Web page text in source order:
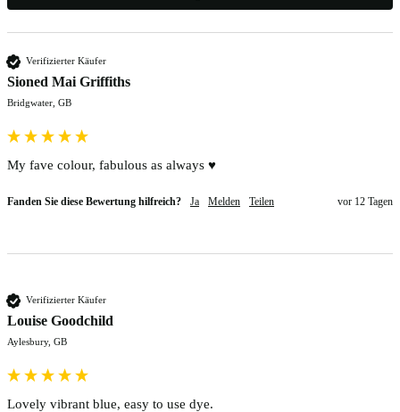
Verifizierter Käufer
Sioned Mai Griffiths
Bridgwater, GB
My fave colour, fabulous as always ♥️
Fanden Sie diese Bewertung hilfreich? Ja Melden Teilen vor 12 Tagen
Verifizierter Käufer
Louise Goodchild
Aylesbury, GB
Lovely vibrant blue, easy to use dye.